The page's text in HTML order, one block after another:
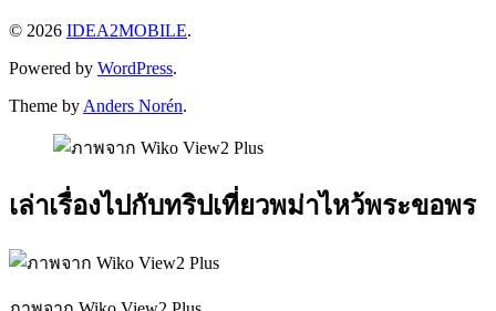
© 2026 IDEA2MOBILE.
Powered by WordPress.
Theme by Anders Norén.
เล่าเรื่องไปกับทริปเที่ยวพม่าไหว้พระขอพร